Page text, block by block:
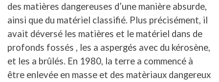
des matières dangereuses d’une manière absurde,
ainsi que du matériel classifié. Plus précisément, il
avait déversé les matières et le matériel dans de
profonds fossés , les a aspergés avec du kérosène,
et les a brûlés. En 1980, la terre a commencé à
être enlevée en masse et des matèriaux dangereux